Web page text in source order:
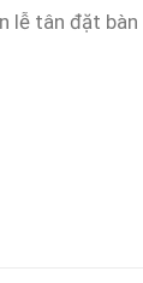
tân đặt